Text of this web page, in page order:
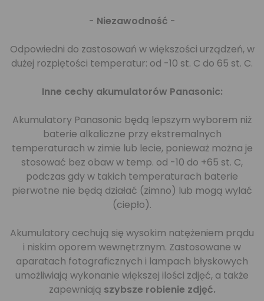
- Niezawodność -
Odpowiedni do zastosowań w większości urządzeń, w
dużej rozpiętości temperatur: od -10 st. C do 65 st. C.
Inne cechy akumulatorów Panasonic:
Akumulatory Panasonic będą lepszym wyborem niż
baterie alkaliczne przy ekstremalnych
temperaturach w zimie lub lecie, ponieważ można je
stosować bez obaw w temp. od -10 do +65 st. C,
podczas gdy w takich temperaturach baterie
pierwotne nie będą działać (zimno) lub mogą wylać
(ciepło).
Akumulatory cechują się wysokim natężeniem prądu
i niskim oporem wewnętrznym. Zastosowane w
aparatach fotograficznych i lampach błyskowych
umożliwiają wykonanie większej ilości zdjęć, a także
zapewniają szybsze robienie zdjęć.